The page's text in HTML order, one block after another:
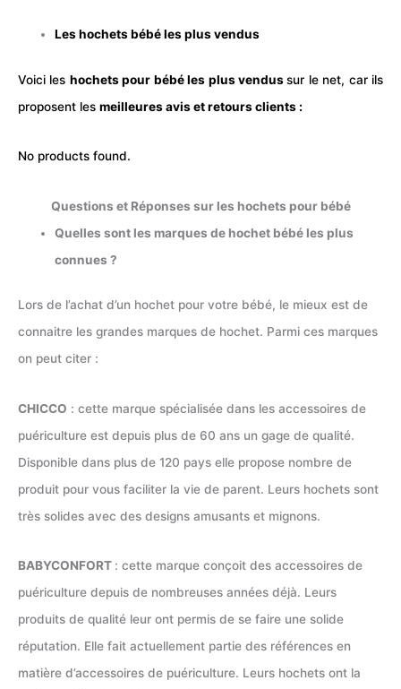
Les hochets bébé les plus vendus
Voici les hochets pour bébé les plus vendussur le net, car ils
proposent les meilleures avis et retours clients :
No products found.
Questions et Réponses sur les hochets pour bébé
Quelles sont les marques de hochet bébé les plus
connues ?
Lors de l’achat d’un hochet pour votre bébé, le mieux est de
connaitre les grandes marques de hochet. Parmi ces marques
on peut citer :
CHICCO : cette marque spécialisée dans les accessoires de
puériculture est depuis plus de 60 ans un gage de qualité.
Disponible dans plus de 120 pays elle propose nombre de
produit pour vous faciliter la vie de parent. Leurs hochets sont
très solides avec des designs amusants et mignons.
BABYCONFORT : cette marque conçoit des accessoires de
puériculture depuis de nombreuses années déjà. Leurs
produits de qualité leur ont permis de se faire une solide
réputation. Elle fait actuellement partie des références en
matière d’accessoires de puériculture. Leurs hochets ont la